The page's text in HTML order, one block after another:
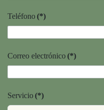
Teléfono(*)
Correo electrónico(*)
Servicio(*)